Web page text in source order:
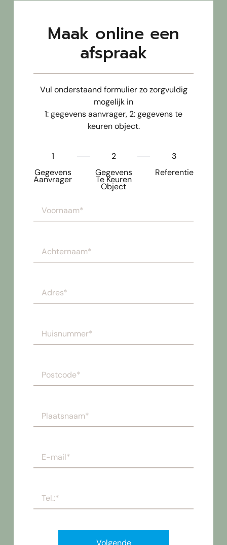
Duurzaam wonen begint bij inzicht. Zorg dat u klaar
bent voor de toekomst met een geldig energielabel.
Maak online een
afspraak
Vul onderstaand formulier zo zorgvuldig
mogelijk in
1: gegevens aanvrager, 2: gegevens te
keuren object.
1
Gegevens
Aanvrager
2
Gegevens
Te Keuren
Object
3
Referentie
Volgende